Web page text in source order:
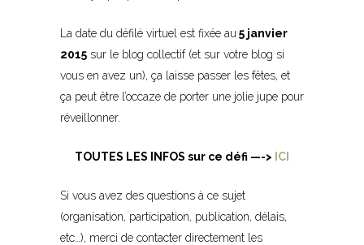
La date du défilé virtuel est fixée au 5 janvier
2015 sur le blog collectif (et sur votre blog si
vous en avez un), ça laisse passer les fêtes, et
ça peut être l’occaze de porter une jolie jupe pour
réveillonner.
TOUTES LES INFOS sur ce défi —-> ICI
Si vous avez des questions à ce sujet
(organisation, participation, publication, délais,
etc…), merci de contacter directement les